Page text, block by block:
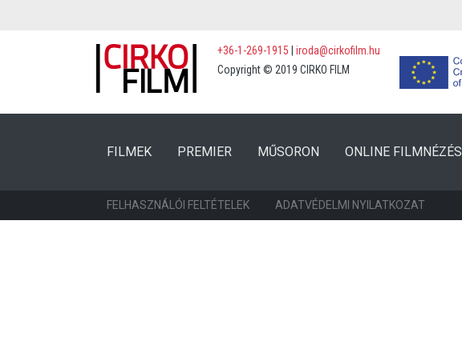
+36-1-269-1915
iroda@cirkofilm.hu
Copyright © 2019 CIRKO FILM
FILMEK(CURRENT)
PREMIER (CURRENT)
MŰSORON ONLINE FILMNÉZÉS
FELHASZNÁLÓI FELTÉTELEK ADATVÉDELMI NYILATKOZAT